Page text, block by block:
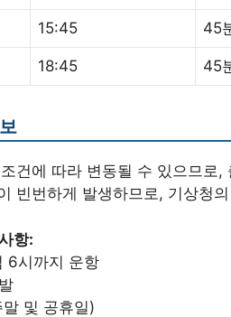
15:45 45
18:45 45
건에 따라 변동될 수 있으므로
빈번하게 발생하므로, 기상청
항:
6시까지 운항
및 공휴일)